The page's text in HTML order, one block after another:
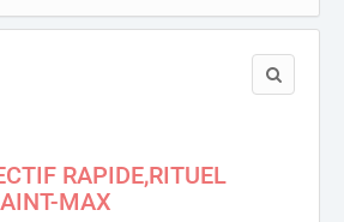
RAPIDE,RITUEL
MAX